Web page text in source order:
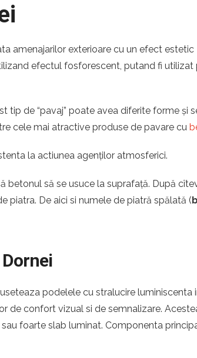
amenajarilor exterioare cu un efect estetic
efectul fosforescent, putand fi utilizat
tip de “pavaj” poate avea diferite forme și
cele mai atractive produse de pavare cu
la actiunea agenților atmosferici.
betonul să se usuce la suprafață. După
piatra. De aici si numele de piatră spălată (
podelele cu stralucire
de confort vizual si de semnalizare.
foarte slab luminat. Componenta